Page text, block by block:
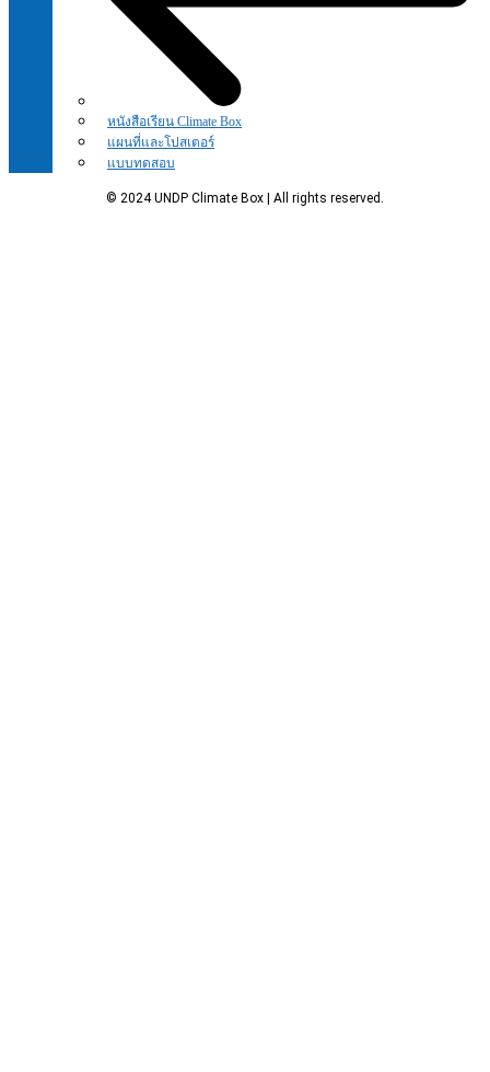
หนังสือเรียน Climate Box
แผนที่และโปสเตอร์
แบบทดสอบ
© 2024 UNDP Climate Box | All rights reserved.